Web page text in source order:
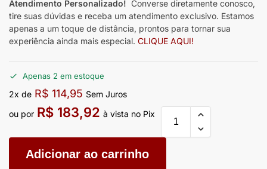
Atendimento Personalizado! Converse diretamente conosco,
tire suas dúvidas e receba um atendimento exclusivo. Estamos
apenas a um toque de distância, prontos para tornar sua
experiência ainda mais especial. CLIQUE AQUI!
Apenas 2 em estoque
2x de R$ 114,95 Sem Juros
ou por R$ 183,92 à vista no Pix
Adicionar ao carrinho